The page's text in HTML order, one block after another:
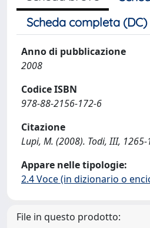
Scheda completa (DC)
Anno di pubblicazione
2008
Codice ISBN
978-88-2156-172-6
Citazione
Lupi, M. (2008). Todi, III, 1265-
Appare nelle tipologie:
2.4 Voce (in dizionario o
File in questo prodotto: